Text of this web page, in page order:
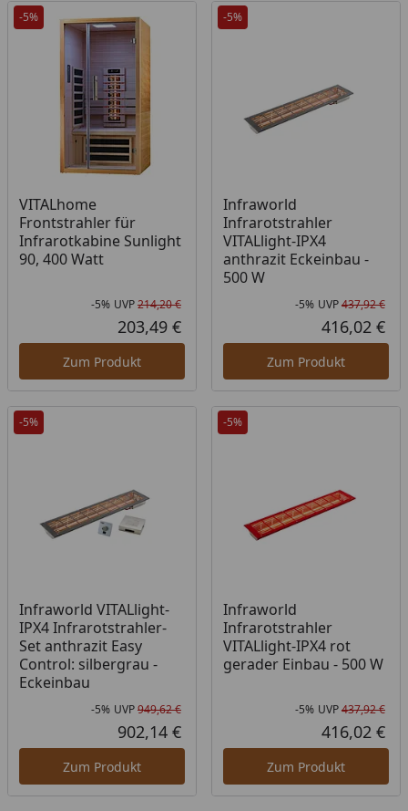
-5%
VITALhome
Frontstrahler für
Infrarotkabine Sunlight
90, 400 Watt
Rabatt in Prozent
-5%
Ursprünglicher Preis
UVP214,20 €
Aktueller Preis
203,49 €
Zum Produkt
-5%
Infraworld
Infrarotstrahler
VITALlight-IPX4
anthrazit Eckeinbau -
500 W
-5% UVP437,92 €
416,02 €
Zum Produkt
-5%
Infraworld VITALlight-
IPX4 Infrarotstrahler-
Set anthrazit Easy
Control: silbergrau -
Eckeinbau
Rabatt in Prozent
-5%
Ursprünglicher Preis
UVP949,62 €
Aktueller Preis
902,14 €
Zum Produkt
-5%
Infraworld
Infrarotstrahler
VITALlight-IPX4 rot
gerader Einbau - 500 W
-5% UVP437,92 €
416,02 €
Zum Produkt